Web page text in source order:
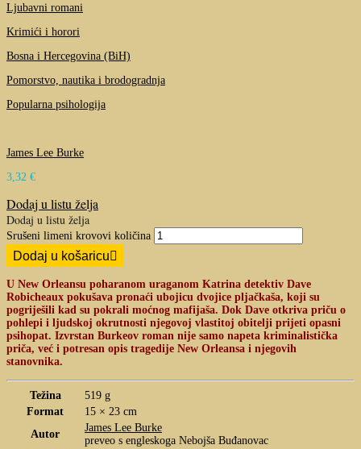
Ljubavni romani
Krimići i horori
Bosna i Hercegovina (BiH)
Pomorstvo, nautika i brodogradnja
Popularna psihologija
James Lee Burke
3,32 €
Dodaj u listu želja
Dodaj u listu želja
Srušeni limeni krovovi količina
Dodaj u košaricu
U New Orleansu poharanom uraganom Katrina detektiv Dave
Robicheaux pokušava pronaći ubojicu dvojice pljačkaša, koji su
pogriješili kad su pokrali moćnog mafijaša. Dok Dave otkriva priču o
pohlepi i ljudskoj okrutnosti njegovoj vlastitoj obitelji prijeti opasni
psihopat. Izvrstan Burkeov roman nije samo napeta kriminalistička
priča, već i potresan opis tragedije New Orleansa i njegovih
stanovnika.
Težina
519 g
Format
15 × 23 cm
Autor
James Lee Burke
preveo s engleskoga Nebojša Buđanovac